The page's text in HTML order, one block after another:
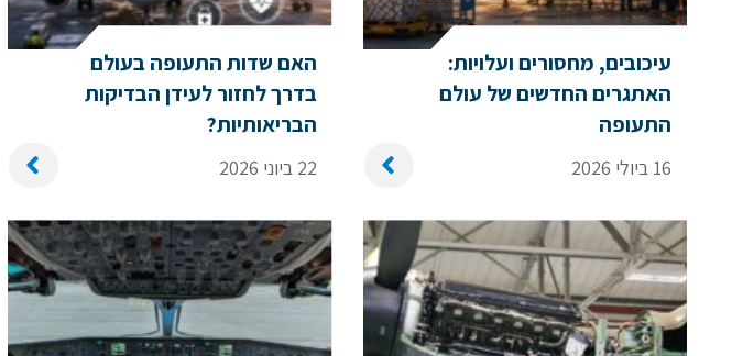
עיכובים, מחסורים ועלויות:
האתגרים החדשים של עולם
התעופה
16 ביולי 2026
האם שדות התעופה בעולם
בדרך לחזור לעידן הבדיקות
הבריאותיות?
22 ביוני 2026